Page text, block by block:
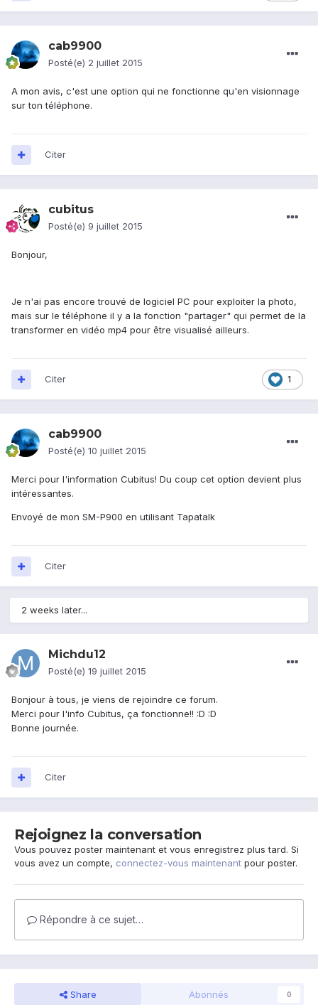
cab9900
Posté(e) 2 juillet 2015
A mon avis, c'est une option qui ne fonctionne qu'en visionnage
sur ton téléphone.
Citer
cubitus
Posté(e) 9 juillet 2015
Bonjour,
Je n'ai pas encore trouvé de logiciel PC pour exploiter la photo,
mais sur le téléphone il y a la fonction "partager" qui permet de la
transformer en vidéo mp4 pour être visualisé ailleurs.
1
Citer
cab9900
Posté(e) 10 juillet 2015
Merci pour l'information Cubitus! Du coup cet option devient plus
intéressantes.
Envoyé de mon SM-P900 en utilisant Tapatalk
Citer
2 weeks later...
Michdu12
Posté(e) 19 juillet 2015
Bonjour à tous, je viens de rejoindre ce forum.
Merci pour l'info Cubitus, ça fonctionne!! :D :D
Bonne journée.
Citer
Rejoignez la conversation
Vous pouvez poster maintenant et vous enregistrez plus tard. Si
vous avez un compte, connectez-vous maintenant pour poster.
Répondre à ce sujet…
Share Abonnés 0